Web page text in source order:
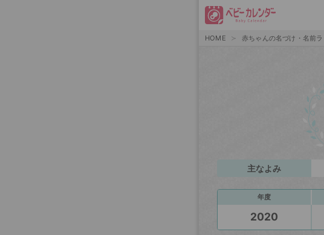
HOME 赤ちゃんの名づけ・名前
主なよみ
年度
2020